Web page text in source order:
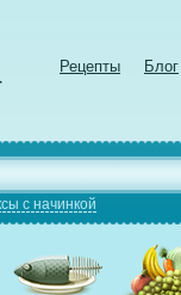
Рецепты Блог
с начинкой